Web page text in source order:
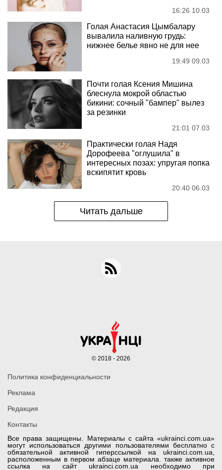
16:26 10.03
Голая Анастасия Цымбалару
вывалила наливную грудь:
нижнее белье явно не для нее
19:49 09.03
Почти голая Ксения Мишина
блеснула мокрой областью
бикини: сочный "бампер" вылез
за резинки
21:01 07.03
Практически голая Надя
Дорофеева "оглушила" в
интересных позах: упругая попка
вскипятит кровь
20:40 06.03
Читать дальше
Все права защищены. Материалы с сайта «ukrainci.com.ua»
могут использоваться другими пользователями бесплатно с
обязательной активной гиперссылкой на ukrainci.com.ua,
расположенным в первом абзаце материала. также активное
ссылка на сайт ukrainci.com.ua необходимо при
Политика конфиденциальности
Реклама
Редакция
Контакты
© 2018 - 2026